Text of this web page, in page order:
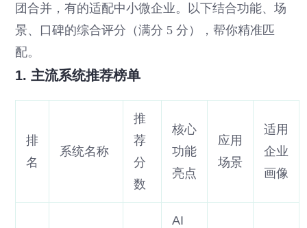
团合并，有的适配中小微企业。以下结合功能、场
景、口碑的综合评分（满分 5 分），帮你精准匹
配。
1. 主流系统推荐榜单
排
名
系统名称
推
荐
分
数
核心
功能
亮点
应用
场景
适用
企业
画像
AI